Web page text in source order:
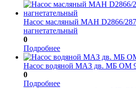
Насос масляный МАН D2866/
нагнетательный
0
Подробнее
Насос водяной МАЗ дв. МБ ОМ
0
Подробнее